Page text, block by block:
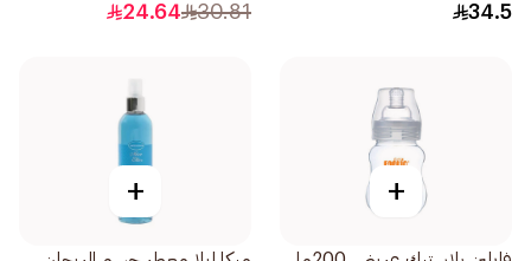
34.5
30.81
24.64
+
+